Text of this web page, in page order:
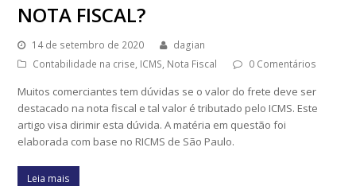
NOTA FISCAL?
14 de setembro de 2020
dagian
Contabilidade na crise, ICMS, Nota Fiscal 0 Comentários
Muitos comerciantes tem dúvidas se o valor do frete deve ser
destacado na nota fiscal e tal valor é tributado pelo ICMS. Este
artigo visa dirimir esta dúvida. A matéria em questão foi
elaborada com base no RICMS de São Paulo.
Leia mais